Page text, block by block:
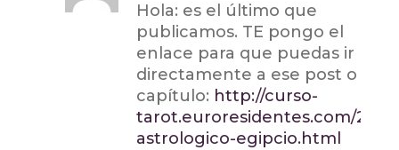
Hola: es el último que
publicamos. TE pongo el
enlace para que puedas ir
directamente a ese post o
capítulo: http://curso-
tarot.euroresidentes.com/
astrologico-egipcio.html